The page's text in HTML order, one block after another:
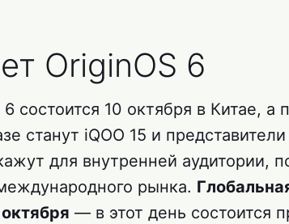
OriginOS 6
состоится 10 октября в Китае, а
станут iQOO 15 и
для внутренней аудитории,
рынка.
— в этот день состоится